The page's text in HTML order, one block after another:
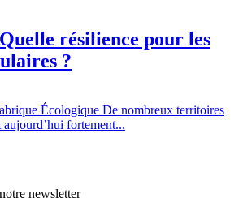
résilience pour les
?
Écologique De nombreux territoires
fortement...
newsletter